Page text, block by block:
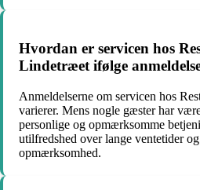
Hvordan er servicen hos
Lindetræet ifølge
Anmeldelserne om servicen hos
varierer. Mens nogle gæster har
personlige og opmærksomme
utilfredshed over lange ventetider
opmærksomhed.